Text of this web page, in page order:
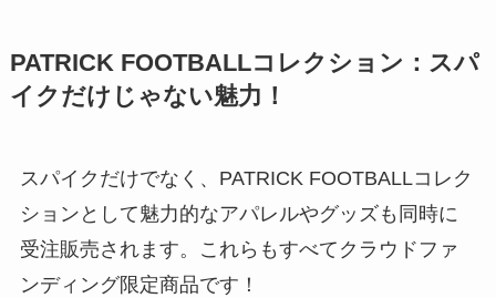
PATRICK FOOTBALLコレクション：スパ
イクだけじゃない魅力！
スパイクだけでなく、PATRICK FOOTBALLコレク
ションとして魅力的なアパレルやグッズも同時に
受注販売されます。これらもすべてクラウドファ
ンディング限定商品です！